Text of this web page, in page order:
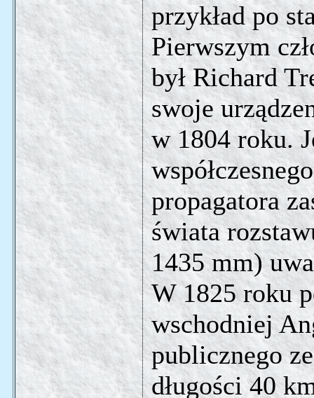
przykład po
Pierwszym
był Richard
swoje
w 1804 roku.
propagatora
świata
1435 mm)
W 1825 roku
wschodniej
publicznego
długości 40